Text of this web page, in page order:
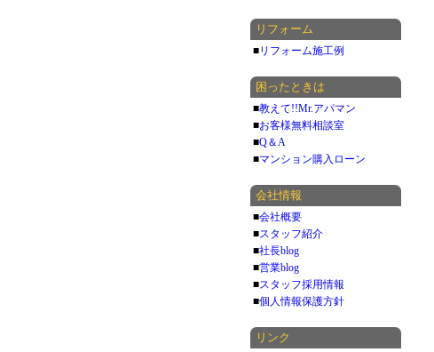
リフォーム
■リフォーム施工例
困ったときは
■教えて!!Mr.アパマン
■お客様無料相談室
■Q＆A
■マンション購入ローン
会社情報
■会社概要
■スタッフ紹介
■社長blog
■営業blog
■スタッフ採用情報
■個人情報保護方針
リンク